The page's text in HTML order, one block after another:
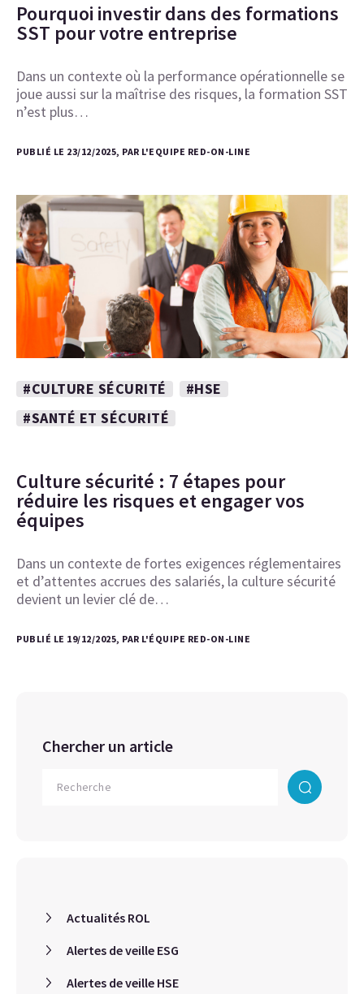
Pourquoi investir dans des formations
SST pour votre entreprise
Dans un contexte où la performance opérationnelle se
joue aussi sur la maîtrise des risques, la formation SST
n’est plus…
PUBLIÉ LE 23/12/2025, PAR L'EQUIPE RED-ON-LINE
#CULTURE SÉCURITÉ
#HSE
#SANTÉ ET SÉCURITÉ
Culture sécurité : 7 étapes pour
réduire les risques et engager vos
équipes
Dans un contexte de fortes exigences réglementaires
et d’attentes accrues des salariés, la culture sécurité
devient un levier clé de…
PUBLIÉ LE 19/12/2025, PAR L'ÉQUIPE RED-ON-LINE
Chercher un article
Actualités ROL
Alertes de veille ESG
Alertes de veille HSE